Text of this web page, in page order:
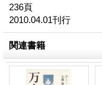
236頁
2010.04.01刊行
関連書籍